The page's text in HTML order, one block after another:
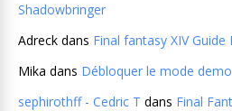
Shadowbringer
Adreck dans Final fantasy XIV
Mika dans Débloquer le mode
sephirothff - Cedric T dans Final